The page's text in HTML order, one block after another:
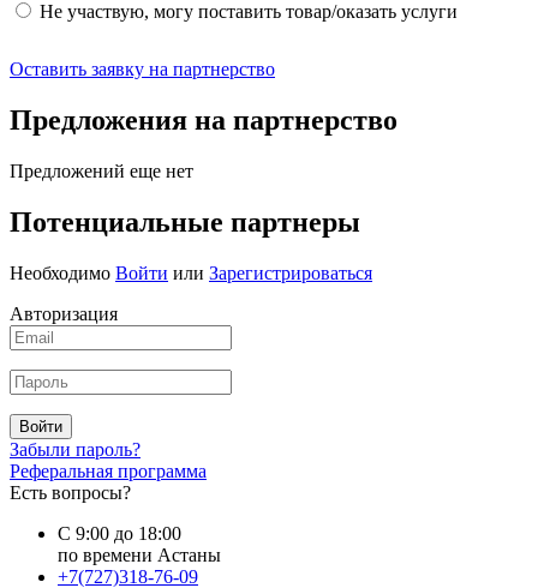
Не участвую, могу поставить товар/оказать услуги
Оставить заявку на партнерство
Предложения на партнерство
Предложений еще нет
Потенциальные партнеры
Необходимо Войти или Зарегистрироваться
Авторизация
Войти
Забыли пароль?
Реферальная программа
Есть вопросы?
С 9:00 до 18:00
по времени Астаны
+7(727)318-76-09